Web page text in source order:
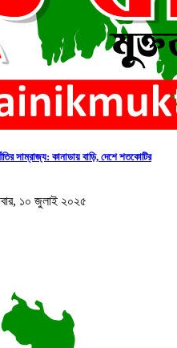
সাম্রাজ্য: কানাডায় বাড়ি, দেশে শতকোটির
১০ জুলাই ২০২৫